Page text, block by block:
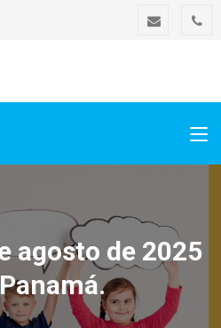
agosto de 2025